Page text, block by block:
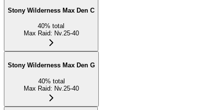
Stony Wilderness Max Den C
40% total
Max Raid: Nv.25-40
Stony Wilderness Max Den G
40% total
Max Raid: Nv.25-40